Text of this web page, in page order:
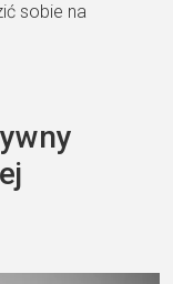
sobie na